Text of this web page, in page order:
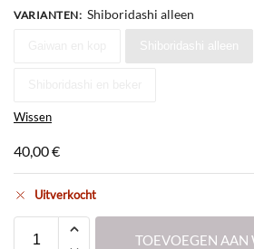
VARIANTEN: Shiboridashi alleen
Shiboridashi alleen
Wissen
40,00€
Uitverkocht
TOEVOEGEN AAN